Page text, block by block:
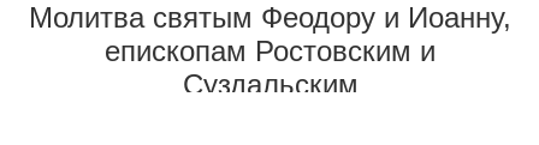
Молитва святым Феодору и Иоанну,
епископам Ростовским и
Суздальским